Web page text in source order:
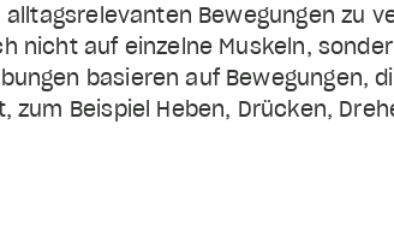
Bewegungen zu
nicht auf einzelne Muskeln,
basieren auf Bewegungen,
Beispiel Heben, Drücken,